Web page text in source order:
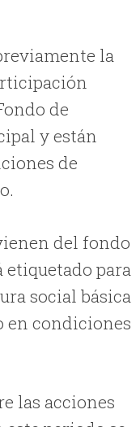
la
de
y están
de
del fondo
etiquetado para
social básica
en condiciones
las acciones